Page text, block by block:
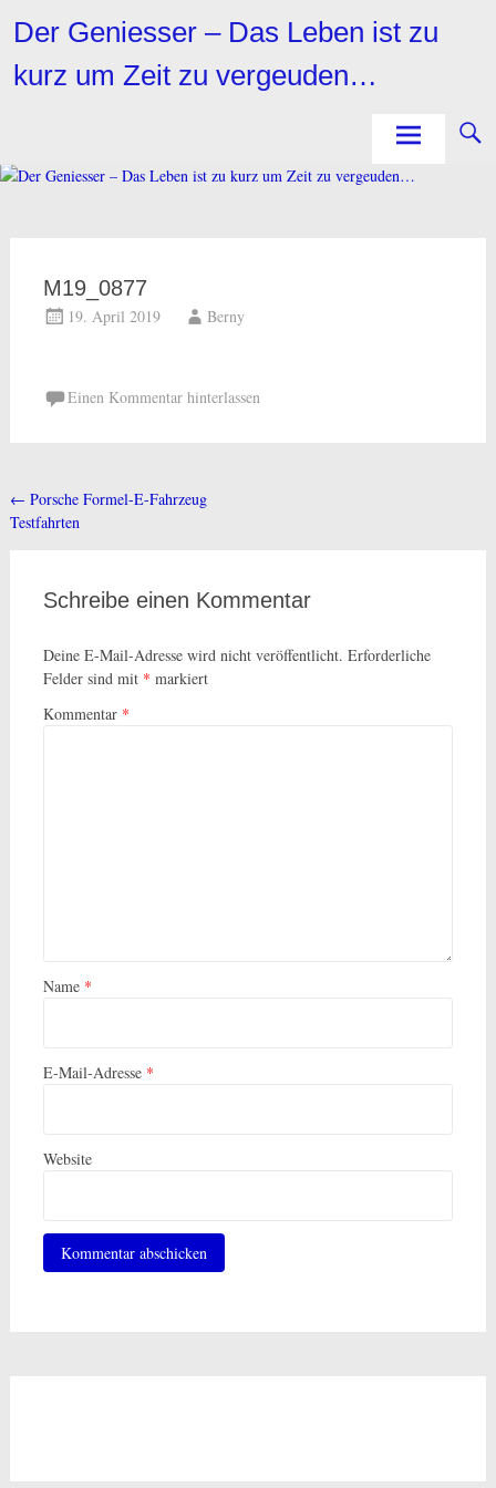
InhaltDer Geniesser – Das Leben ist zu
kurz um Zeit zu vergeuden…
M19_0877
19. April 2019 Berny
Einen Kommentar hinterlassen
Beitragsnavigation
← Porsche Formel-E-Fahrzeug
Testfahrten
Schreibe einen Kommentar
Deine E-Mail-Adresse wird nicht veröffentlicht. Erforderliche
Felder sind mit * markiert
Kommentar *
Name *
E-Mail-Adresse *
Website